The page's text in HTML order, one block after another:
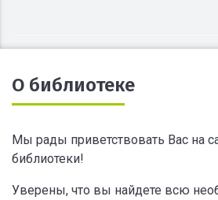
О библиотеке
Мы рады приветствовать Вас на
библиотеки!
Уверены, что вы найдете всю